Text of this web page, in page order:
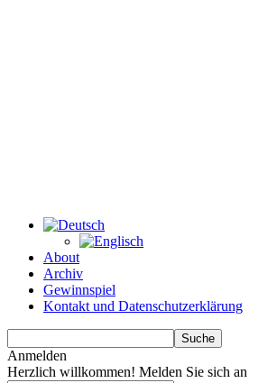
About
Archiv
Gewinnspiel
Kontakt und Datenschutzerklärung
Anmelden
Herzlich willkommen! Melden Sie sich an